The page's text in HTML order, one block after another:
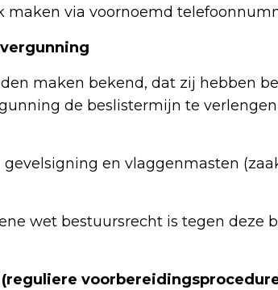
maken via voornoemd
maken bekend, dat zij hebben
de beslistermijn te
en vlaggenmasten
wet bestuursrecht is tegen deze